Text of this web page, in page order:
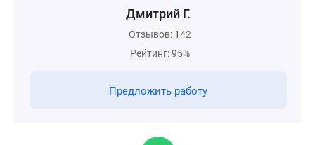
Дмитрий Г.
Отзывов: 142
Рейтинг: 95%
Предложить работу